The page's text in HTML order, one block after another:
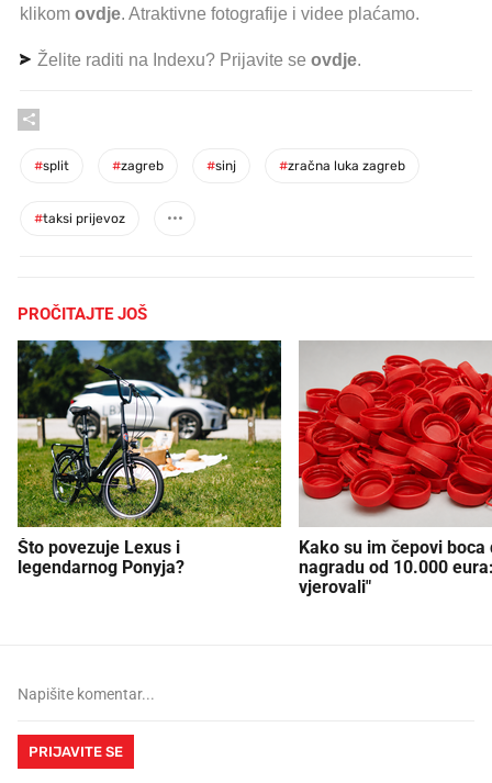
klikom ovdje. Atraktivne fotografije i videe plaćamo.
Želite raditi na Indexu? Prijavite se ovdje.
#split #zagreb #sinj #zračna luka zagreb
#taksi prijevoz
PROČITAJTE JOŠ
Što povezuje Lexus i
legendarnog Ponyja?
Kako su im čepovi boca
nagradu od 10.000
vjerovali"
PRIJAVITE SE